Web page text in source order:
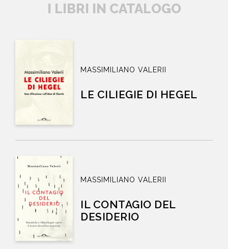
I LIBRI IN CATALOGO
MASSIMILIANO VALERII
LE CILIEGIE DI HEGEL
MASSIMILIANO VALERII
IL CONTAGIO DEL
DESIDERIO